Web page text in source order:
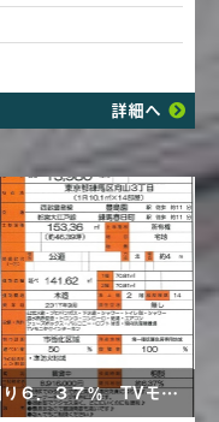
詳細へ
練馬区の一棟売りアパート 満室利回り６．３７％ TVモニター付インターホン エアコン アクセス良好